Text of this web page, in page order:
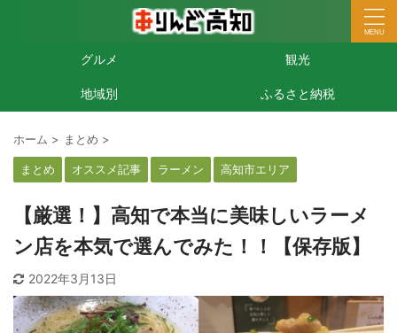
グルメ 観光
地域別 ふるさと納税
ホーム > まとめ >
まとめ オススメ記事 ラーメン 高知市エリア
【厳選！】高知で本当に美味しいラーメ
ン店を本気で選んでみた！！【保存版】
2022年3月13日